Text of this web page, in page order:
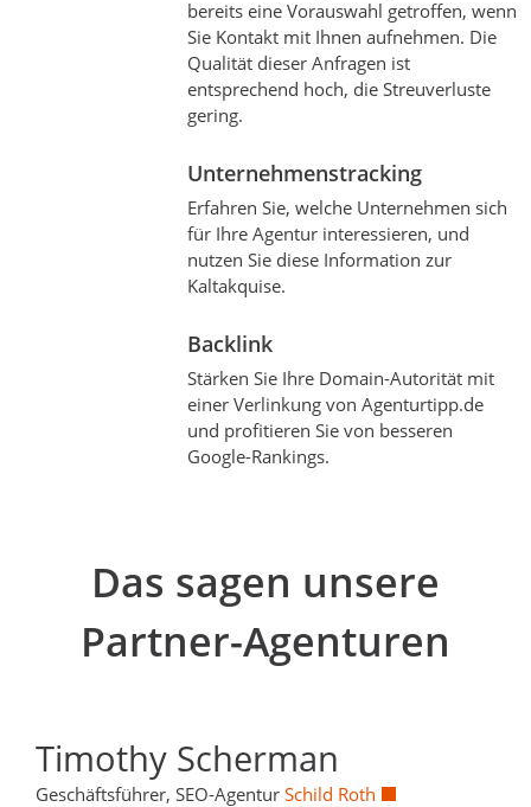
bereits eine Vorauswahl getroffen, wenn
Sie Kontakt mit Ihnen aufnehmen. Die
Qualität dieser Anfragen ist
entsprechend hoch, die Streuverluste
gering.
Unternehmenstracking
Erfahren Sie, welche Unternehmen sich
für Ihre Agentur interessieren, und
nutzen Sie diese Information zur
Kaltakquise.
Backlink
Stärken Sie Ihre Domain-Autorität mit
einer Verlinkung von Agenturtipp.de
und profitieren Sie von besseren
Google-Rankings.
Das sagen unsere
Partner-Agenturen
Timothy Scherman
Geschäftsführer, SEO-Agentur Schild Roth